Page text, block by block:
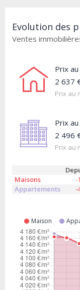
Evolution des
Ventes
Prix
2 637
Prix au
Prix
2 496
Prix au
Maisons
-
Appartements
-
Maison